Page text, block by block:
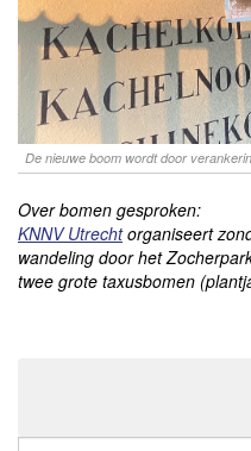
De nieuwe boom wordt door
Over bomen gesproken:
KNNV Utrechtorganiseert
wandeling door het
twee grote taxusbomen